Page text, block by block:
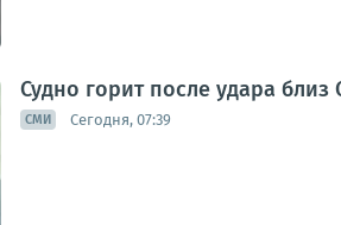
Судно горит после удара близ
СМИ Сегодня, 07:39